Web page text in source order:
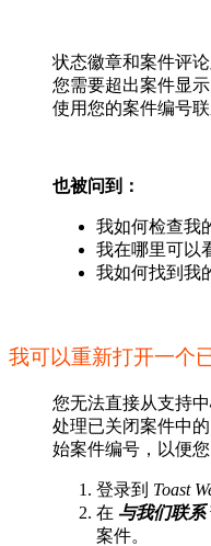
状态徽章和案件评
您需要超出案件显
使用您的案件编号联
也被问到：
我如何检查我
我在哪里可以
我如何找到我
我可以重新打开一个
您无法直接从支持
处理已关闭案件中
始案件编号，以便
登录到 Toast
在 与我们联系
案件。